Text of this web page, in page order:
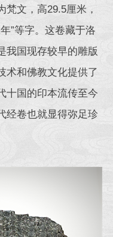
文，高29.5厘米，
”等字。这卷藏于洛
我国现存较早的雕版
术和佛教文化提供了
十国的印本流传至今
经卷也就显得弥足珍